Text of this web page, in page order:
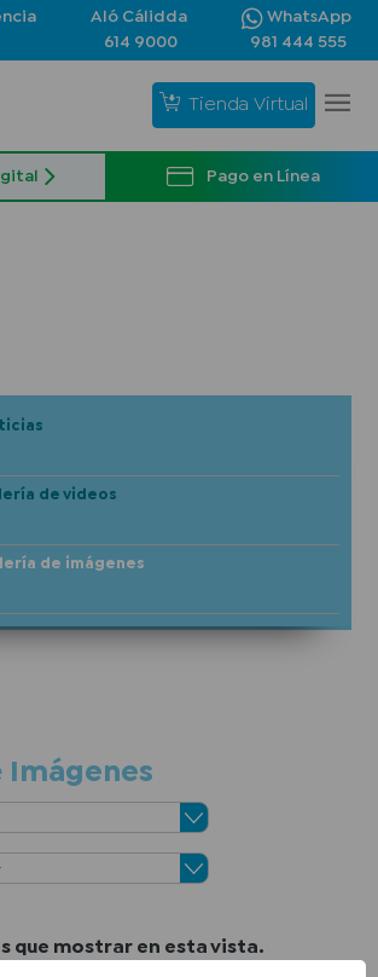
Aló Cálidda
614 9000
WhatsApp
981 444 555
Tienda Virtual
Pago en Línea
de videos
de imágenes
Imágenes
que mostrar en esta vista.